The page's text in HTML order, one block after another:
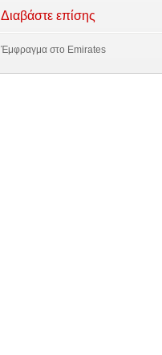
Διαβάστε επίσης
Έμφραγμα στο Emirates